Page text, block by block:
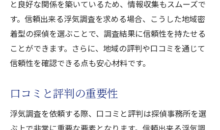
信頼できる探偵事務所の見極め方
料金と信頼性のバランスのとり方
と良好な関係を築いているため、情報収集もスムーズで
す。信頼出来る浮気調査を求める場合、こうした地域密
着型の探偵を選ぶことで、調査結果に信頼性を持たせる
ことができます。さらに、地域の評判や口コミを通じて
信頼性を確認できる点も安心材料です。
口コミと評判の重要性
浮気調査を依頼する際、口コミと評判は探偵事務所を選